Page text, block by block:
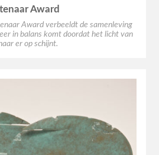
Award
Award verbeeldt de samenleving
in balans komt doordat het licht van
er op schijnt.